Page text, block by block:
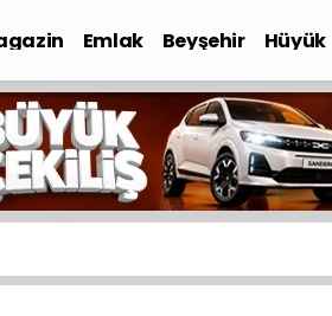
Emlak Beyşehir Hüyük